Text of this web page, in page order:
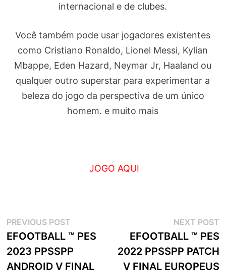
internacional e de clubes.
Você também pode usar jogadores existentes
como Cristiano Ronaldo, Lionel Messi, Kylian
Mbappe, Eden Hazard, Neymar Jr, Haaland ou
qualquer outro superstar para experimentar a
beleza do jogo da perspectiva de um único
homem. e muito mais
JOGO AQUI
Navegação
de
artigos
PREVIOUS POSTPrevious
post:
EFOOTBALL ™ PES
2023 PPSSPP
ANDROID V FINAL
NEXT POST
EFOOTBALL ™ PES
2022 PPSSPP PATCH
V FINAL EUROPEUS